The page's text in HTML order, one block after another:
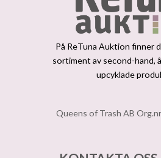
På ReTuna Auktion finner
sortiment av second-hand,
upcyklade
Queens of Trash AB